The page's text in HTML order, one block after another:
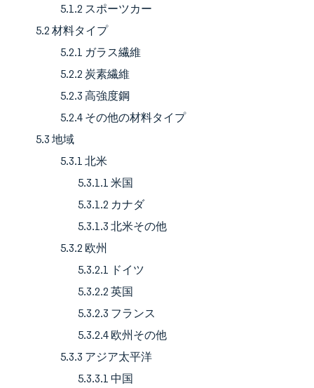
5.1.2 スポーツカー
5.2 材料タイプ
5.2.1 ガラス繊維
5.2.2 炭素繊維
5.2.3 高強度鋼
5.2.4 その他の材料タイプ
5.3 地域
5.3.1 北米
5.3.1.1 米国
5.3.1.2 カナダ
5.3.1.3 北米その他
5.3.2 欧州
5.3.2.1 ドイツ
5.3.2.2 英国
5.3.2.3 フランス
5.3.2.4 欧州その他
5.3.3 アジア太平洋
5.3.3.1 中国